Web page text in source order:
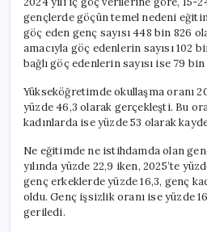
gençlerde göçün temel nedeni
göç eden genç sayısı 448 bin 826
amacıyla göç edenlerin sayısı 102
bağlı göç edenlerin sayısı ise 79
Yükseköğretimde okullaşma oranı
yüzde 46,3 olarak gerçekleşti. Bu
kadınlarda ise yüzde 53 olarak
Ne eğitimde ne istihdamda olan
yılında yüzde 22,9 iken, 2025’te
genç erkeklerde yüzde 16,3, genç
oldu. Genç işsizlik oranı ise yüzde
geriledi.